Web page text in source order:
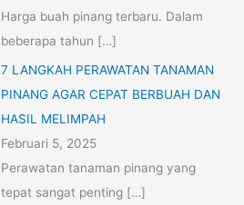
Harga buah pinang terbaru. Dalam
beberapa tahun […]
7 LANGKAH PERAWATAN TANAMAN
PINANG AGAR CEPAT BERBUAH DAN
HASIL MELIMPAH
Februari 5, 2025
Perawatan tanaman pinang yang
tepat sangat penting […]